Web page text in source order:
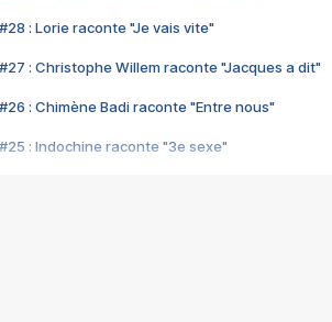
#28 : Lorie raconte "Je vais vite"
#27 : Christophe Willem raconte "Jacques a dit"
#26 : Chimène Badi raconte "Entre nous"
#25 : Indochine raconte "3e sexe"